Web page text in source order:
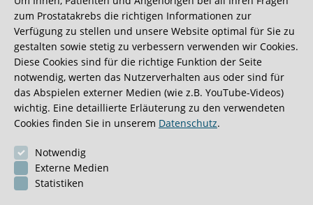
Wir bekommen ja viele tolle Gästebucheinträge,
aber dieser ist doch sehr ungewöhnlich.
0:40 Minuten
zum Prostatakrebs die richtigen Informationen zur
Verfügung zu stellen und unsere Website optimal für Sie zu
gestalten sowie stetig zu verbessern verwenden wir Cookies.
Diese Cookies sind für die richtige Funktion der Seite
notwendig, werten das Nutzerverhalten aus oder sind für
das Abspielen externer Medien (wie z.B. YouTube-Videos)
wichtig. Eine detaillierte Erläuterung zu den verwendeten
Cookies finden Sie in unserem Datenschutz.
Notwendig
Externe Medien
Statistiken